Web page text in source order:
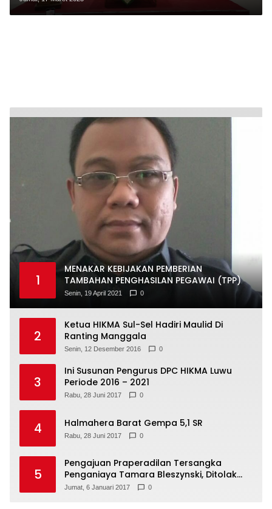
Maju
1
MENAKAR KEBIJAKAN PEMBERIAN
TAMBAHAN PENGHASILAN PEGAWAI (TPP)
Senin, 19 April 2021 0
2
Ketua HIKMA Sul-Sel Hadiri Maulid Di
Ranting Manggala
Senin, 12 Desember 2016 0
3
Ini Susunan Pengurus DPC HIKMA Luwu
Periode 2016 – 2021
Rabu, 28 Juni 2017 0
4 Halmahera Barat Gempa 5,1 SR
Rabu, 28 Juni 2017 0
5
Pengajuan Praperadilan Tersangka
Penganiaya Tamara Bleszynski, Ditolak
Hakim
Jumat, 6 Januari 2017 0